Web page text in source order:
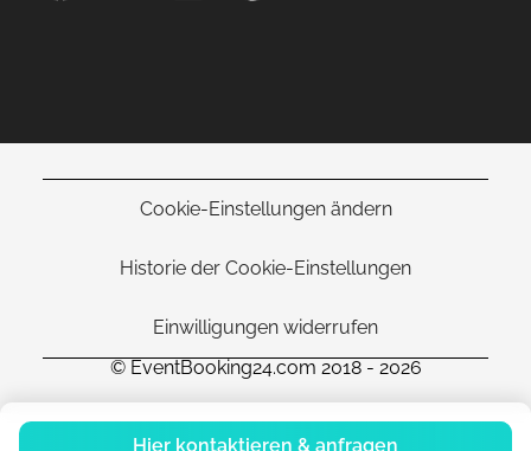
Hier kontaktieren & anfragen
Cookie-Einstellungen ändern
Historie der Cookie-Einstellungen
Einwilligungen widerrufen
© EventBooking24.com 2018 - 2026